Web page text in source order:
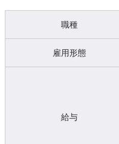
職種
雇用形態
給与